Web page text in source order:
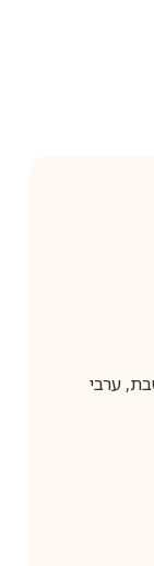
טלפוני. לא כולל שישי-שבת, ערבי